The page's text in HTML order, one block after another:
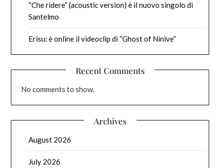
“Che ridere” (acoustic version) è il nuovo singolo di
Santelmo
Erisu: è online il videoclip di “Ghost of Ninive”
Recent Comments
No comments to show.
Archives
August 2026
July 2026